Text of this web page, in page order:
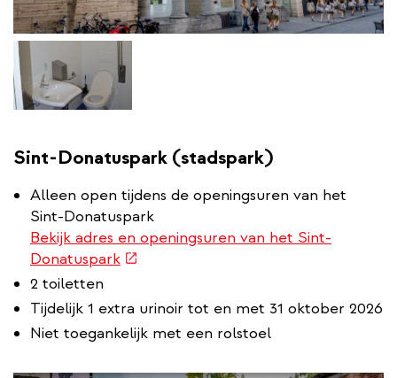
Sint-Donatuspark (stadspark)
Alleen open tijdens de openingsuren van het
Sint-Donatuspark
Bekijk adres en openingsuren van het Sint-
Donatuspark(externe
2 toiletten
Tijdelijk 1 extra urinoir tot en met 31 oktober 2026
Niet toegankelijk met een rolstoel